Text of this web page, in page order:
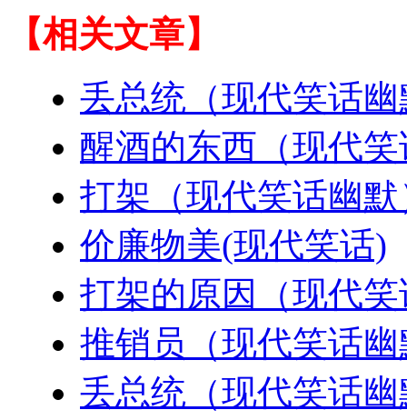
【相关文章】
丢总统（现代笑话
醒酒的东西（现代
打架（现代笑话幽默
价廉物美(现代笑话)
打架的原因（现代
推销员（现代笑话
丢总统（现代笑话